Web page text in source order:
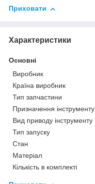
Приховати
Характеристики
Основні
Виробник
Країна виробник
Тип запчастини
Призначення інструменту
Вид приводу інструменту
Тип запуску
Стан
Матеріал
Кількість в комплекті